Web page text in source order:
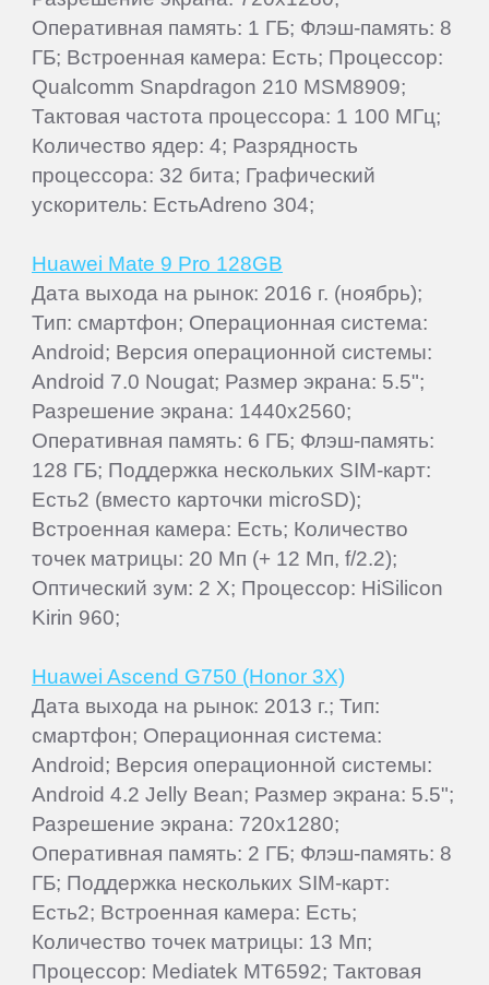
Оперативная память: 1 ГБ; Флэш-память: 8
ГБ; Встроенная камера: Есть; Процессор:
Qualcomm Snapdragon 210 MSM8909;
Тактовая частота процессора: 1 100 МГц;
Количество ядер: 4; Разрядность
процессора: 32 бита; Графический
ускоритель: ЕстьAdreno 304;
Huawei Mate 9 Pro 128GB
Дата выхода на рынок: 2016 г. (ноябрь);
Тип: смартфон; Операционная система:
Android; Версия операционной системы:
Android 7.0 Nougat; Размер экрана: 5.5";
Разрешение экрана: 1440x2560;
Оперативная память: 6 ГБ; Флэш-память:
128 ГБ; Поддержка нескольких SIM-карт:
Есть2 (вместо карточки microSD);
Встроенная камера: Есть; Количество
точек матрицы: 20 Мп (+ 12 Мп, f/2.2);
Оптический зум: 2 Х; Процессор: HiSilicon
Kirin 960;
Huawei Ascend G750 (Honor 3X)
Дата выхода на рынок: 2013 г.; Тип:
смартфон; Операционная система:
Android; Версия операционной системы:
Android 4.2 Jelly Bean; Размер экрана: 5.5";
Разрешение экрана: 720x1280;
Оперативная память: 2 ГБ; Флэш-память: 8
ГБ; Поддержка нескольких SIM-карт:
Есть2; Встроенная камера: Есть;
Количество точек матрицы: 13 Мп;
Процессор: Mediatek MT6592; Тактовая